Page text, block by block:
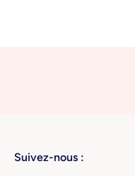
Suivez-nous :